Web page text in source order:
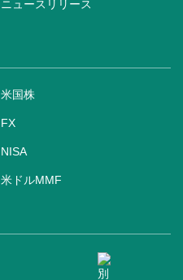
ニュースリリース
米国株
FX
NISA
米ドルMMF